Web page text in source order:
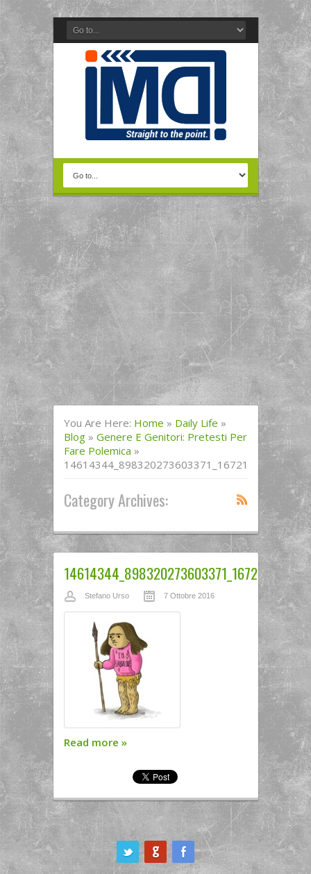
You Are Here: Home » Daily Life »
Blog » Genere E Genitori: Pretesti Per
Fare Polemica »
14614344_898320273603371_1672191009_o
Category Archives:
14614344_898320273603371_1672191009_o
Stefano Urso 7 Ottobre 2016
Read more »